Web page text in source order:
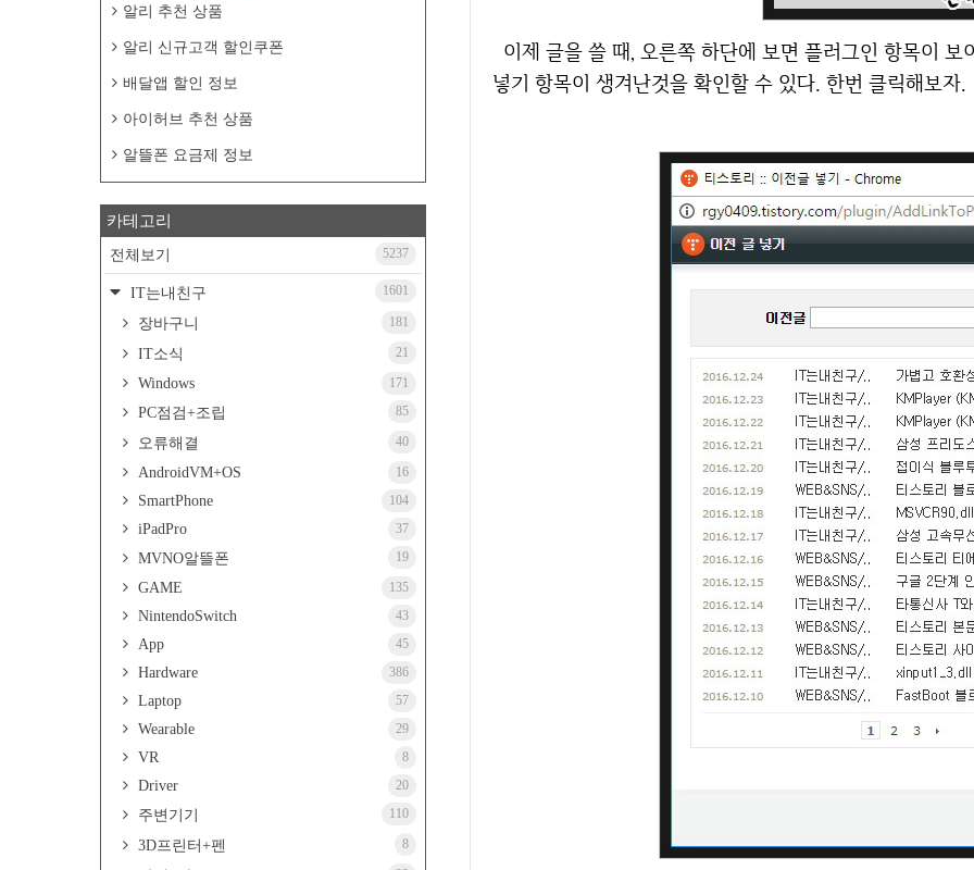
이제 글을 쓸 때, 오른쪽 하단에 보면 플러그인 항목이 보이고, 해당 부분을 자세히 보면 이렇게 이전 글
넣기 항목이 생겨난것을 확인할 수 있다. 한번 클릭해보자.
알리 추천 상품
알리 신규고객 할인쿠폰
배달앱 할인 정보
아이허브 추천 상품
알뜰폰 요금제 정보
카테고리
전체보기 5237
IT는내친구 1601
장바구니 181
IT소식 21
Windows 171
PC점검+조립 85
오류해결 40
AndroidVM+OS 16
SmartPhone 104
iPadPro 37
MVNO알뜰폰 19
GAME 135
NintendoSwitch 43
App 45
Hardware 386
Laptop 57
Wearable 29
VR 8
Driver 20
주변기기 110
3D프린터+펜 8